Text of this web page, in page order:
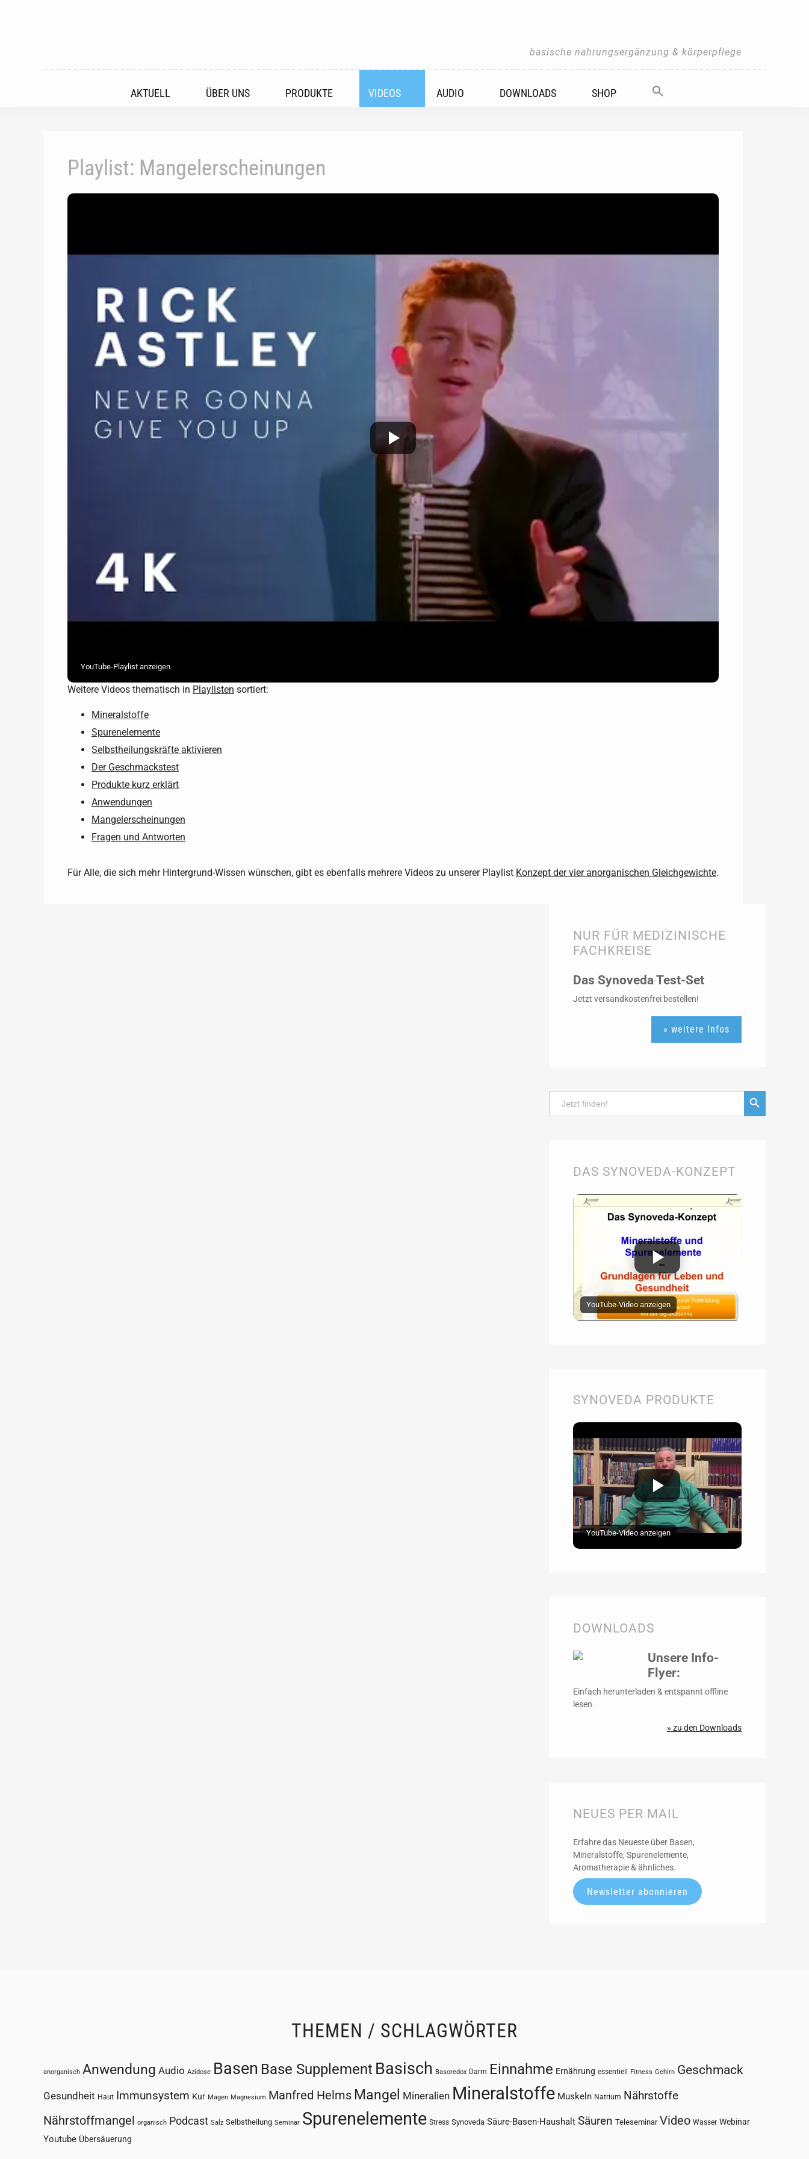
basische nahrungsergänzung & körperpflege
AKTUELL ÜBER UNS PRODUKTE VIDEOS AUDIO DOWNLOADS SHOP
Playlist: Mangelerscheinungen
YouTube-Playlist anzeigen
Weitere Videos thematisch in Playlisten sortiert:
Mineralstoffe
Spurenelemente
Selbstheilungskräfte aktivieren
Der Geschmackstest
Produkte kurz erklärt
Anwendungen
Mangelerscheinungen
Fragen und Antworten
Für Alle, die sich mehr Hintergrund-Wissen wünschen, gibt es ebenfalls mehrere Videos zu unserer Playlist Konzept der vier anorganischen Gleichgewichte.
NUR FÜR MEDIZINISCHE
FACHKREISE
Das Synoveda Test-Set
Jetzt versandkostenfrei bestellen!
» weitere Infos
Search
Search Button
DAS SYNOVEDA-KONZEPT
YouTube-Video anzeigen
SYNOVEDA PRODUKTE
YouTube-Video anzeigen
DOWNLOADS
Unsere Info-
Flyer:
Einfach herunterladen & entspannt offline
lesen.
» zu den Downloads
NEUES PER MAIL
Erfahre das Neueste über Basen,
Mineralstoffe, Spurenelemente,
Aromatherapie & ähnliches.
Newsletter abonnieren
THEMEN / SCHLAGWÖRTER
anorganisch Anwendung Audio Azidose Basen Base Supplement Basisch Basoredox Darm Einnahme Ernährung essentiell Fitness Gehirn Geschmack
Gesundheit Haut Immunsystem Kur Magen Magnesium Manfred Helms Mangel Mineralien Mineralstoffe Muskeln Natrium Nährstoffe
Nährstoffmangel organisch Podcast Salz Selbstheilung Seminar Spurenelemente Stress Synoveda Säure-Basen-Haushalt Säuren Teleseminar Video Wasser Webinar
Youtube Übersäuerung